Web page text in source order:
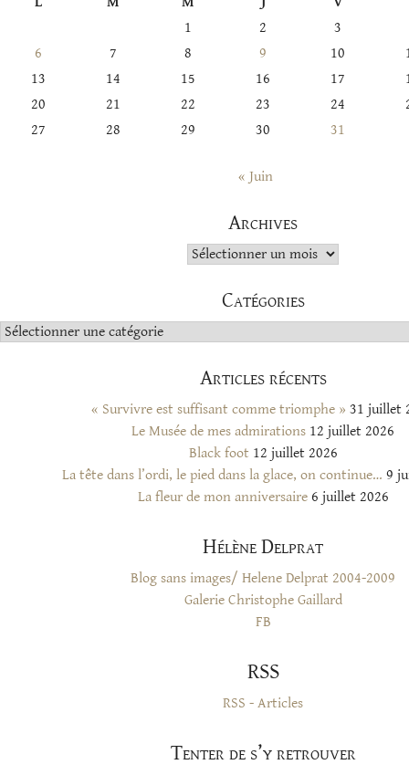
1
2
3
6
7 8 9 10
13
14 15 16 17
20
21 22 23 24
27
28 29 30 31
« Juin
Archives
Archives
Catégories
Catégories
Articles récents
« Survivre est suffisant comme triomphe » 31 juillet
Le Musée de mes admirations 12 juillet 2026
Black foot 12 juillet 2026
La tête dans l’ordi, le pied dans la glace, on continue… 9
La fleur de mon anniversaire 6 juillet 2026
Hélène Delprat
Blog sans images/ Helene Delprat 2004-2009
Galerie Christophe Gaillard
FB
RSS
RSS - Articles
Tenter de s’y retrouver